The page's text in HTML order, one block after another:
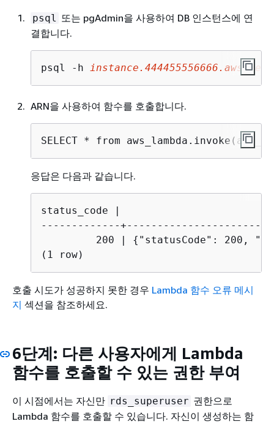
psql
또는 pgAdmin을 사용하여 DB 인스턴스에 연
결합니다.
psql -h instance .444455556666. aws-
ARN을 사용하여 함수를 호출합니다.
SELECT * from
응답은 다음과 같습니다.
status_code |
-------------
         200 |
{ "statusCode": 200,
(1 row)
호출 시도가 성공하지 못한 경우 Lambda 함수 오류 메시
지 섹션을 참조하세요.
6단계: 다른 사용자에게 Lambda
함수를 호출할 수 있는 권한 부여
이 시점에서는 자신만 rds_superuser 권한으로
Lambda 함수를 호출할 수 있습니다. 자신이 생성하는 함